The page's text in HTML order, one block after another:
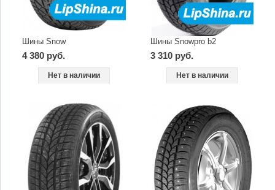
Шины Snow
4 380 руб.
Нет в наличии
Шины Snowpro b2
3 310 руб.
Нет в наличии